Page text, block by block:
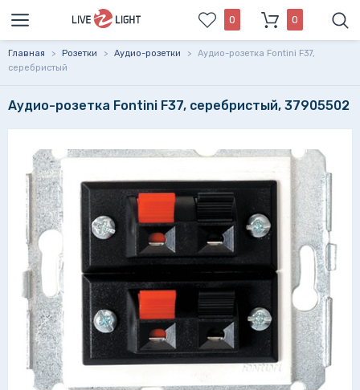
0 0
Главная > Розетки > Аудио-розетки >
Аудио-розетка Fontini F37,
серебристый
Аудио-розетка Fontini F37, серебристый, 37905502